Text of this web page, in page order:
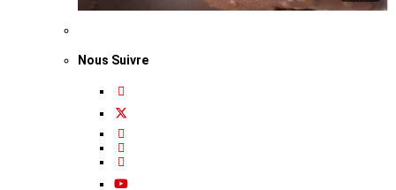
Nous Suivre